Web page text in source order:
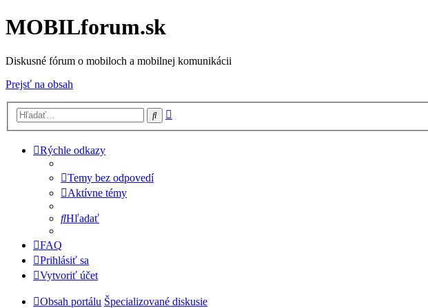
MOBILforum.sk
Diskusné fórum o mobiloch a mobilnej komunikácii
Prejsť na obsah
Hľadať
Rýchle odkazy
Temy bez odpovedí
Aktívne témy
Hľadať
FAQ
Prihlásiť sa
Vytvoriť účet
Obsah portálu Špecializované diskusie